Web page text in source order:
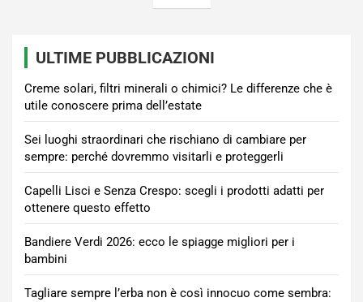
ULTIME PUBBLICAZIONI
Creme solari, filtri minerali o chimici? Le differenze che è
utile conoscere prima dell’estate
Sei luoghi straordinari che rischiano di cambiare per
sempre: perché dovremmo visitarli e proteggerli
Capelli Lisci e Senza Crespo: scegli i prodotti adatti per
ottenere questo effetto
Bandiere Verdi 2026: ecco le spiagge migliori per i
bambini
Tagliare sempre l’erba non è così innocuo come sembra: